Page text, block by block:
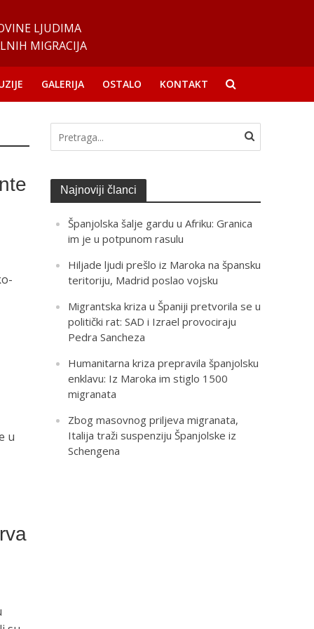
LJUDIMA
MIGRACIJA
GALERIJA OSTALO KONTAKT
u
Najnoviji članci
Španjolska šalje gardu u Afriku: Granica
im je u potpunom rasulu
Hiljade ljudi prešlo iz Maroka na špansku
teritoriju, Madrid poslao vojsku
Migrantska kriza u Španiji pretvorila se u
politički rat: SAD i Izrael provociraju
Pedra Sancheza
Humanitarna kriza prepravila španjolsku
enklavu: Iz Maroka im stiglo 1500
migranata
Zbog masovnog priljeva migranata,
Italija traži suspenziju Španjolske iz
Schengena